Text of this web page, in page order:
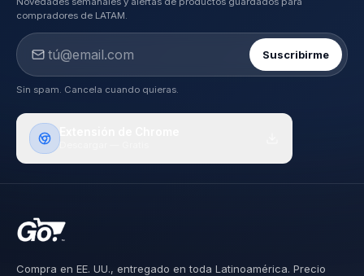
compradores de LATAM.
Suscribirme
Sin spam. Cancela cuando quieras.
Extensión de Chrome
Descargar — Gratis
Compra en EE. UU., entregado en toda Latinoamérica. Precio